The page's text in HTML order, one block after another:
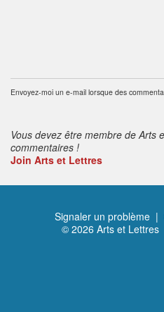
Envoyez-moi un e-mail lorsque des
Vous devez être membre de Arts
commentaires !
Join Arts et Lettres
Signaler un problème |
© 2026 Arts et Lettres